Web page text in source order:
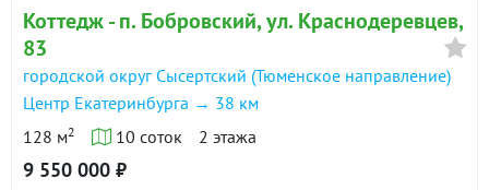
Коттедж - п. Бобровский, ул. Краснодеревцев,
83
городской округ Сысертский (Тюменское направление)
Центр Екатеринбурга → 38 км
128 м2 10 соток 2 этажа
9 550 000 ₽